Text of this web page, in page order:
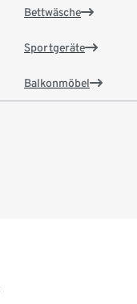
Bettwäsche
Sportgeräte
Balkonmöbel